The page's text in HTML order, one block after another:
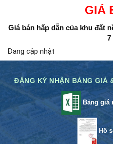
GIÁ
Giá bán hấp dẫn của khu đất
7
Đang cập nhật
ĐĂNG KÝ NHẬN BẢNG
Bảng giá
Hồ